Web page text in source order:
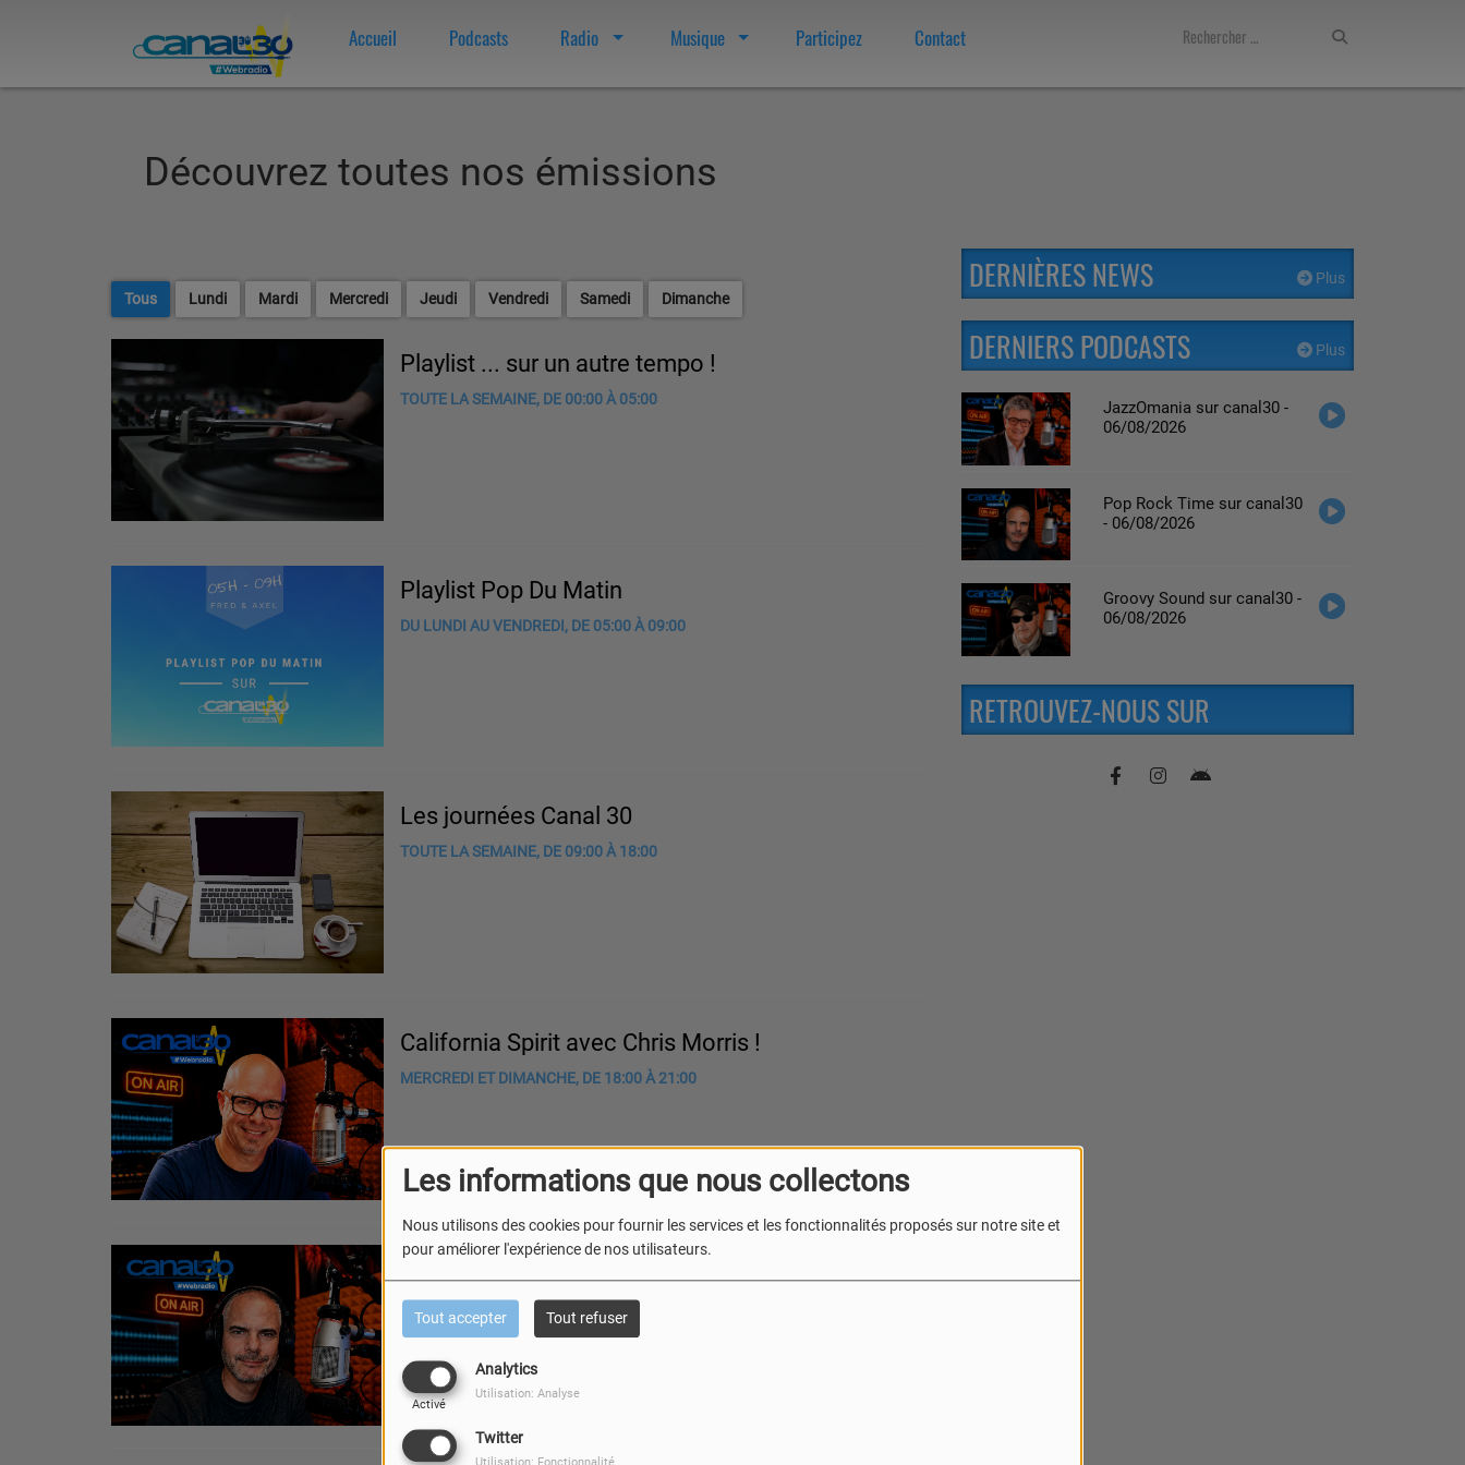
Les informations que nous collectons
Nous utilisons des cookies pour fournir les services et les fonctionnalités proposés sur notre site et
pour améliorer l'expérience de nos utilisateurs.
Tout accepter Tout refuser
Analytics
Activé
Utilisation: Analyse
Twitter
Accueil Podcasts Radio Musique Participez Contact
Découvrez toutes nos émissions
Tous Lundi Mardi Mercredi Jeudi Vendredi Samedi Dimanche
Playlist ... sur un autre tempo !
TOUTE LA SEMAINE, DE 00:00 À 05:00
Playlist Pop Du Matin
DU LUNDI AU VENDREDI, DE 05:00 À 09:00
Les journées Canal 30
TOUTE LA SEMAINE, DE 09:00 À 18:00
California Spirit avec Chris Morris !
MERCREDI ET DIMANCHE, DE 18:00 À 21:00
MARDI ET SAMEDI, DE 20:00 À 21:00
Plus
DERNIÈRES NEWS
Plus
DERNIERS PODCASTS
JazzOmania sur canal30 -
06/08/2026
Pop Rock Time sur canal30
- 06/08/2026
Groovy Sound sur canal30 -
06/08/2026
RETROUVEZ-NOUS SUR